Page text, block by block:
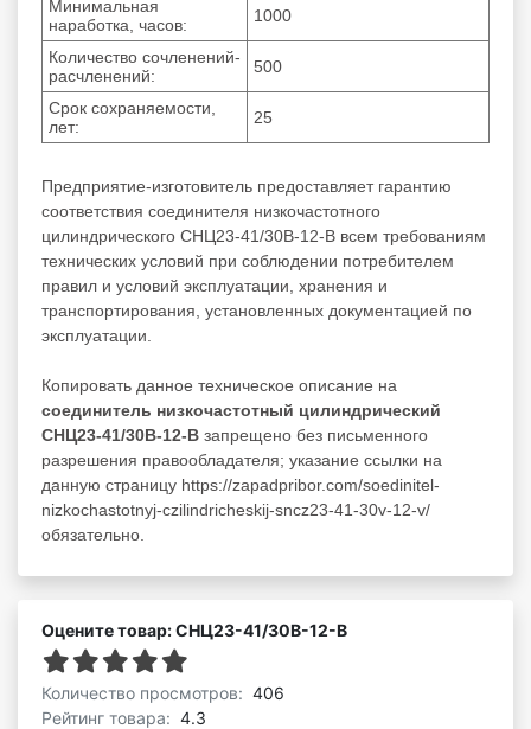
Минимальная
наработка, часов:
1000
Количество сочленений-
расчленений:
500
Срок сохраняемости,
лет:
25
Предприятие-изготовитель предоставляет гарантию
соответствия соединителя низкочастотного
цилиндрического СНЦ23-41/30В-12-В всем требованиям
технических условий при соблюдении потребителем
правил и условий эксплуатации, хранения и
транспортирования, установленных документацией по
эксплуатации.
Копировать данное техническое описание на
соединитель низкочастотный цилиндрический
СНЦ23-41/30В-12-В запрещено без письменного
разрешения правообладателя; указание ссылки на
данную страницу https://zapadpribor.com/soedinitel-
nizkochastotnyj-czilindricheskij-sncz23-41-30v-12-v/
обязательно.
Оцените товар: СНЦ23-41/30В-12-В
Количество просмотров: 406
Рейтинг товара: 4.3